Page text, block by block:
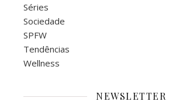
Séries
Sociedade
SPFW
Tendências
Wellness
NEWSLETTER